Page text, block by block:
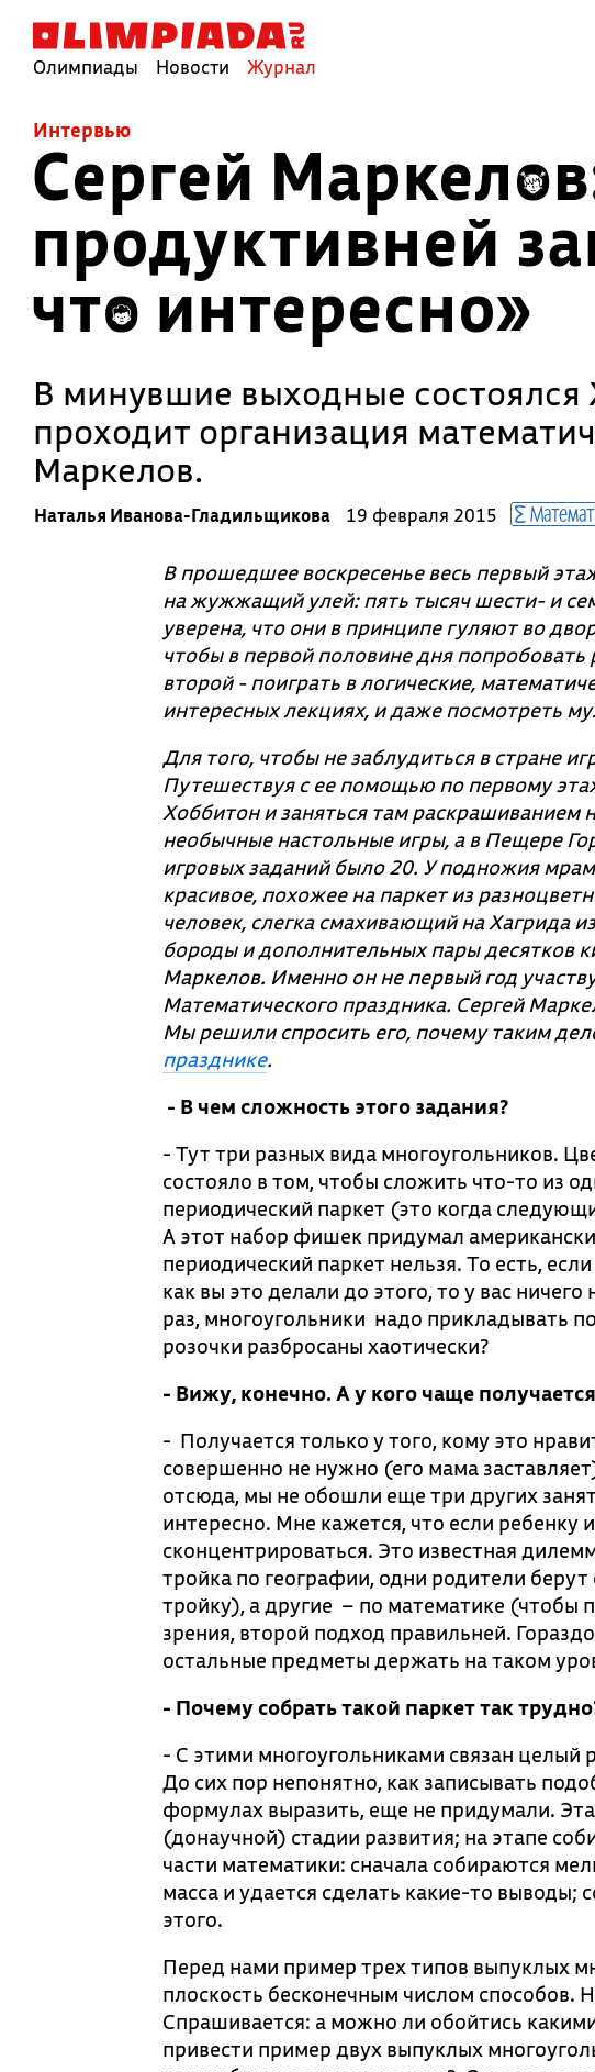
Олимпиады Новости Журнал
Интервью
Сергей
продуктивней
что интересно»
В минувшие выходные
проходит организация
Маркелов.
Наталья Иванова-Гладильщикова 19 февраля 2015
В прошедшее воскресенье весь первый
на жужжащий улей: пять тысяч шести- и
уверена, что они в принципе гуляют во
чтобы в первой половине дня
второй - поиграть в логические,
интересных лекциях, и даже посмотреть
Для того, чтобы не заблудиться в стране
Путешествуя с ее помощью по первому
Хоббитон и заняться там раскрашиванием
необычные настольные игры, а в Пещере
игровых заданий было 20. У подножия
красивое, похожее на паркет из
человек, слегка смахивающий на Хагрида
бороды и дополнительных пары десятков
Маркелов. Именно он не первый год
Математического праздника. Сергей
Мы решили спросить его, почему таким
празднике.
- В чем сложность этого задания?
- Тут три разных вида многоугольников.
состояло в том, чтобы сложить что-то из
периодический паркет (это когда
А этот набор фишек придумал
периодический паркет нельзя. То есть,
как вы это делали до этого, то у вас
раз, многоугольники надо прикладывать
розочки разбросаны хаотически?
- Вижу, конечно. А у кого чаще
- Получается только у того, кому это
совершенно не нужно (его мама
отсюда, мы не обошли еще три других
интересно. Мне кажется, что если
сконцентрироваться. Это известная
тройка по географии, одни родители
тройку), а другие – по математике (чтобы
зрения, второй подход правильней.
остальные предметы держать на таком
- Почему собрать такой паркет так
- С этими многоугольниками связан
До сих пор непонятно, как записывать
формулах выразить, еще не придумали.
(донаучной) стадии развития; на этапе
части математики: сначала собираются
масса и удается сделать какие-то выводы;
этого.
Перед нами пример трех типов выпуклых
плоскость бесконечным числом способов.
Спрашивается: а можно ли обойтись
привести пример двух выпуклых